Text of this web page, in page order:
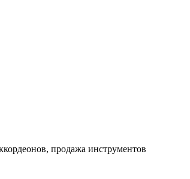
продажа инструментов